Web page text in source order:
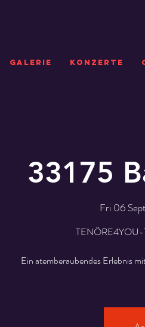
GALERIE KONZERTE
33175
Fri 06 Sept
TENÖRE4YOU-
Ein atemberaubendes Erlebnis